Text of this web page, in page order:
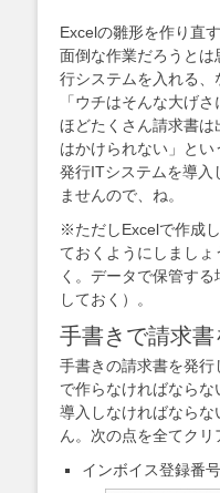
Excelの雛形を作り直
面倒な作業だろうと
行システムを入れる、
「ウチはそんな大げ
ほどたくさん請求書
はかけられない」と
発行ITシステムを導入
ませんので、ね。
※ただしExcelで作成
ておくようにしまし
く。データで保管す
しておく）。
手書きで請求
手書きの請求書を発
で作らなければなら
導入しなければなら
ん。次の点を全てクリ
インボイス登録番